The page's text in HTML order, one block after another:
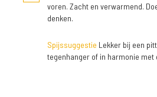
voren. Zacht en verwarmend.
denken.
Spijssuggestie Lekker bij een
tegenhanger of in harmonie met